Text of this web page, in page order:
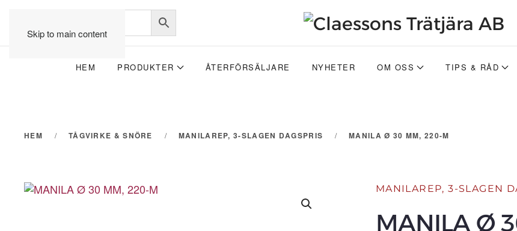
Skip to main content
HEM PRODUKTER ÅTERFÖRSÄLJARE NYHETER OM OSS TIPS & RÅD
HEM TÅGVIRKE & SNÖRE MANILAREP, 3-SLAGEN DAGSPRIS MANILA Ø 30 MM, 220-M
MANILAREP, 3-SLAGEN
MANILA Ø